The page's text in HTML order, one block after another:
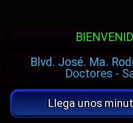
Blvd. José. Ma.
Doctores -
Llega unos